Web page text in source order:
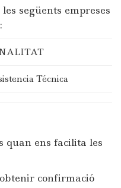
següents empreses
Técnica
quan ens facilita les
confirmació